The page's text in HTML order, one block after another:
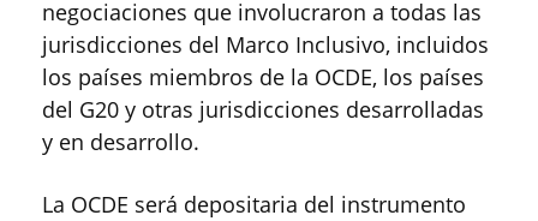
negociaciones que involucraron a todas las
jurisdicciones del Marco Inclusivo, incluidos
los países miembros de la OCDE, los países
del G20 y otras jurisdicciones desarrolladas
y en desarrollo.
La OCDE será depositaria del instrumento